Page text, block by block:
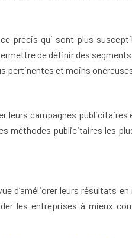
précis qui sont plus
de définir des
pertinentes et moins
leurs campagnes
publicitaires les
d’améliorer leurs résultats
les entreprises à mieux